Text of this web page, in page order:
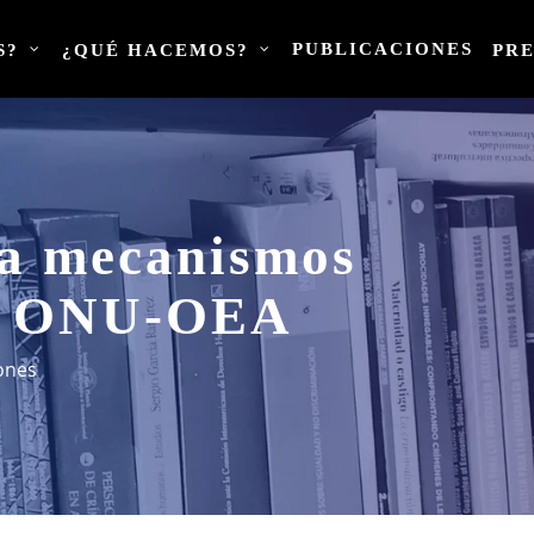
¿QUÉ HACEMOS? PUBLICACIONES
mecanismos
OEA